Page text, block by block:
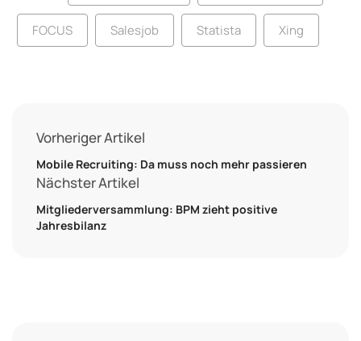
FOCUS Salesjob Statista Xing
Vorheriger Artikel
Mobile Recruiting: Da muss noch mehr passieren
Nächster Artikel
Mitgliederversammlung: BPM zieht positive
Jahresbilanz